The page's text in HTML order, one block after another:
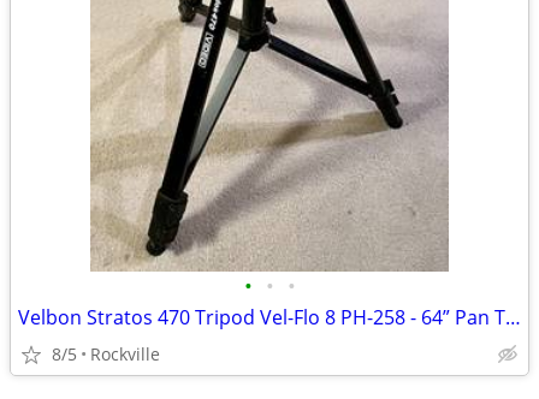
• • •
Velbon Stratos 470 Tripod Vel-Flo 8 PH-258 - 64” Pan Tilt Max
8/5 Rockville